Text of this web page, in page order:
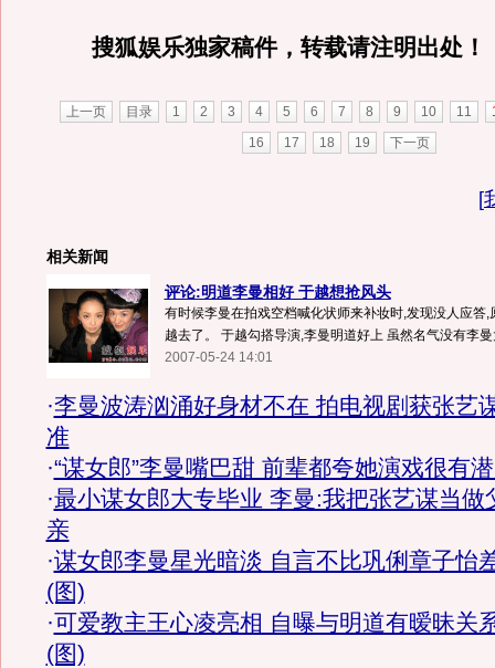
搜狐娱乐独家稿件，转载请注明出处！
上一页 目录 1 2 3 4 5 6 7 8 9 10 11
16
17 18 19 下一页
[
相关新闻
评论:明道李曼相好 于越想抢风头
有时候李曼在拍戏空档喊化状师来补妆时,发现没人应答,
越去了。 于越勾搭导演,李曼明道好上 虽然名气没有李曼
2007-05-24 14:01
·李曼波涛汹涌好身材不在 拍电视剧获张艺
准
·“谋女郎”李曼嘴巴甜 前辈都夸她演戏很有
·最小谋女郎大专毕业 李曼:我把张艺谋当做
亲
·谋女郎李曼星光暗淡 自言不比巩俐章子怡
(图)
·可爱教主王心凌亮相 自曝与明道有暧昧关
(图)